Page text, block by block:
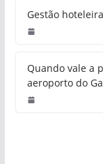
Gestão
Quando vale a
aeroporto do